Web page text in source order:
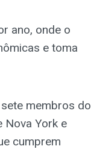
ano, onde o
e toma
membros do
Nova York e
cumprem